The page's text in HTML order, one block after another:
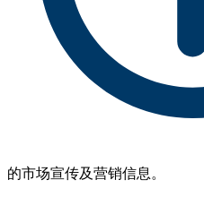
的市场宣传及营销信息。